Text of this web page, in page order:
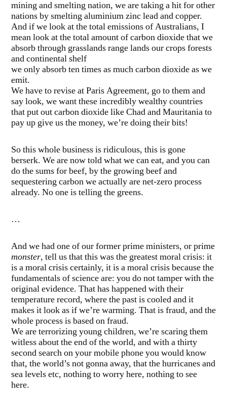
mining and smelting nation, we are taking a hit for other
nations by smelting aluminium zinc lead and copper.
And if we look at the total emissions of Australians, I
mean look at the total amount of carbon dioxide that we
absorb through grasslands range lands our crops forests
and continental shelf
we only absorb ten times as much carbon dioxide as we
emit.
We have to revise at Paris Agreement, go to them and
say look, we want these incredibly wealthy countries
that put out carbon dioxide like Chad and Mauritania to
pay up give us the money, we’re doing their bits!
So this whole business is ridiculous, this is gone
berserk. We are now told what we can eat, and you can
do the sums for beef, by the growing beef and
sequestering carbon we actually are net-zero process
already. No one is telling the greens.
…
And we had one of our former prime ministers, or prime
monster, tell us that this was the greatest moral crisis: it
is a moral crisis certainly, it is a moral crisis because the
fundamentals of science are: you do not tamper with the
original evidence. That has happened with their
temperature record, where the past is cooled and it
makes it look as if we’re warming. That is fraud, and the
whole process is based on fraud.
We are terrorizing young children, we’re scaring them
witless about the end of the world, and with a thirty
second search on your mobile phone you would know
that, the world’s not gonna away, that the hurricanes and
sea levels etc, nothing to worry here, nothing to see
here.